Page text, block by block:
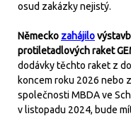
osud zakázky nejistý.
Německo zahájilo
protiletadlových raket
dodávky těchto raket z
koncem roku 2026 nebo
společnosti MBDA ve
v listopadu 2024, bude